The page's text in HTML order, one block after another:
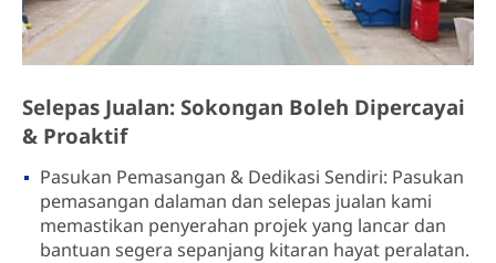
Selepas Jualan: Sokongan Boleh Dipercayai
& Proaktif
Pasukan Pemasangan & Dedikasi Sendiri: Pasukan
pemasangan dalaman dan selepas jualan kami
memastikan penyerahan projek yang lancar dan
bantuan segera sepanjang kitaran hayat peralatan.